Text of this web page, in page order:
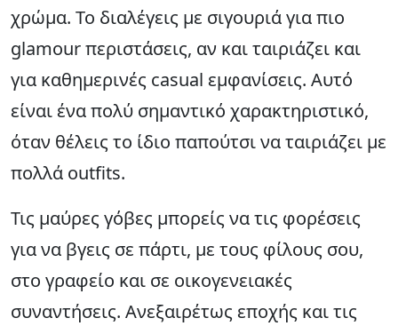
χρώμα. Το διαλέγεις με σιγουριά για πιο
glamour περιστάσεις, αν και ταιριάζει και
για καθημερινές casual εμφανίσεις. Αυτό
είναι ένα πολύ σημαντικό χαρακτηριστικό,
όταν θέλεις το ίδιο παπούτσι να ταιριάζει με
πολλά outfits.
Τις μαύρες γόβες μπορείς να τις φορέσεις
για να βγεις σε πάρτι, με τους φίλους σου,
στο γραφείο και σε οικογενειακές
συναντήσεις. Ανεξαιρέτως εποχής και τις